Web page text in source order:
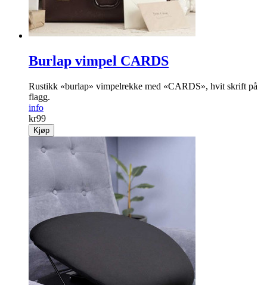
Burlap vimpel CARDS
Rustikk «burlap» vimpelrekke med «CARDS», hvit skrift på
flagg.
info
kr99
Kjøp